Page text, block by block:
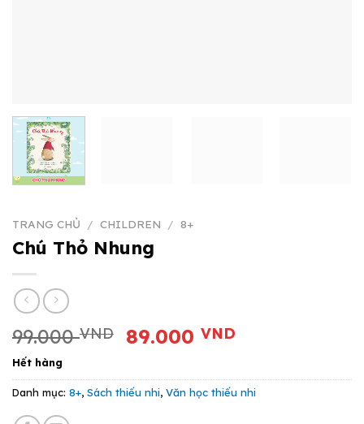
TRANG CHỦ / CHILDREN / 8+
Chú Thỏ Nhung
99.000VND
Giá
là:
99.000 VND.
89.000VND
tại
là:
Hết hàng
Danh mục: 8+, Sách thiếu nhi, Văn học thiếu nhi